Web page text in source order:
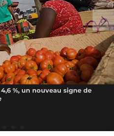
%, un nouveau signe de